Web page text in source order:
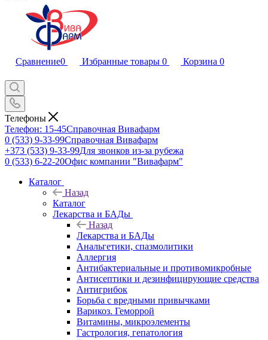
Сравнение0 Избранные товары 0 Корзина 0
Телефоны
Телефон: 15-45Справочная Вивафарм
0 (533) 9-33-99Справочная Вивафарм
+373 (533) 9-33-99Для звонков из-за рубежа
0 (533) 6-22-20Офис компании "Вивафарм"
Каталог
Назад
Каталог
Лекарства и БАДы
Назад
Лекарства и БАДы
Анальгетики, спазмолитики
Аллергия
Антибактериальные и противомикробные
Антисептики и дезинфицирующие средства
Антигрибок
Борьба с вредными привычками
Варикоз. Геморрой
Витамины, микроэлементы
Гастрология, гепатология